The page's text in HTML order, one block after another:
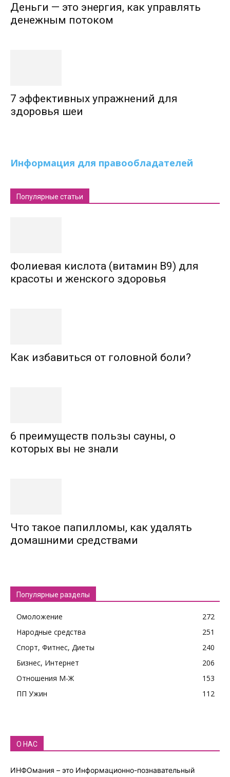
Деньги — это энергия, как управлять
денежным потоком
7 эффективных упражнений для
здоровья шеи
Информация для правообладателей
Популярные статьи
Фолиевая кислота (витамин В9) для
красоты и женского здоровья
Как избавиться от головной боли?
6 преимуществ пользы сауны, о
которых вы не знали
Что такое папилломы, как удалять
домашними средствами
Популярные разделы
Омоложение
272
Народные средства
251
Спорт, Фитнес, Диеты
240
Бизнес, Интернет
206
Отношения М-Ж
153
ПП Ужин
112
О НАС
ИНФОмания – это Информационно-познавательный